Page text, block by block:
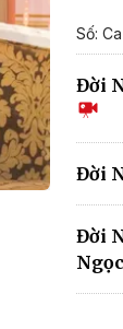
Số:
Đời
Đời
Đời